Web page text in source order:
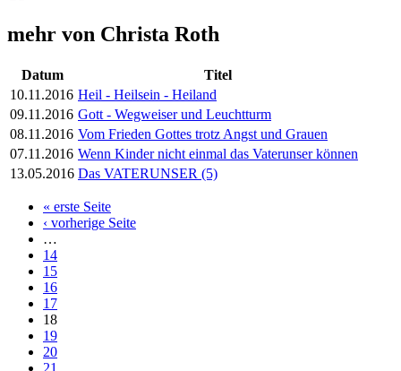
mehr von Christa Roth
Datum
Titel
10.11.2016 Heil - Heilsein - Heiland
09.11.2016 Gott - Wegweiser und Leuchtturm
08.11.2016 Vom Frieden Gottes trotz Angst und Grauen
07.11.2016 Wenn Kinder nicht einmal das Vaterunser können
13.05.2016 Das VATERUNSER (5)
Seiten« erste Seite
‹ vorherige Seite
…
14
15
16
17
18
19
20
21